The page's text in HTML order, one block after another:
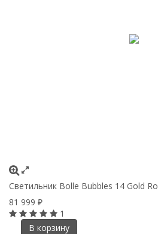
Светильник Bolle Bubbles 14 Gold
81 999 ₽
1
В корзину